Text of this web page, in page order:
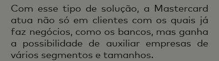
Com esse tipo de solução, a Mastercard
atua não só em clientes com os quais já
faz negócios, como os bancos, mas ganha
a possibilidade de auxiliar empresas de
vários segmentos e tamanhos.